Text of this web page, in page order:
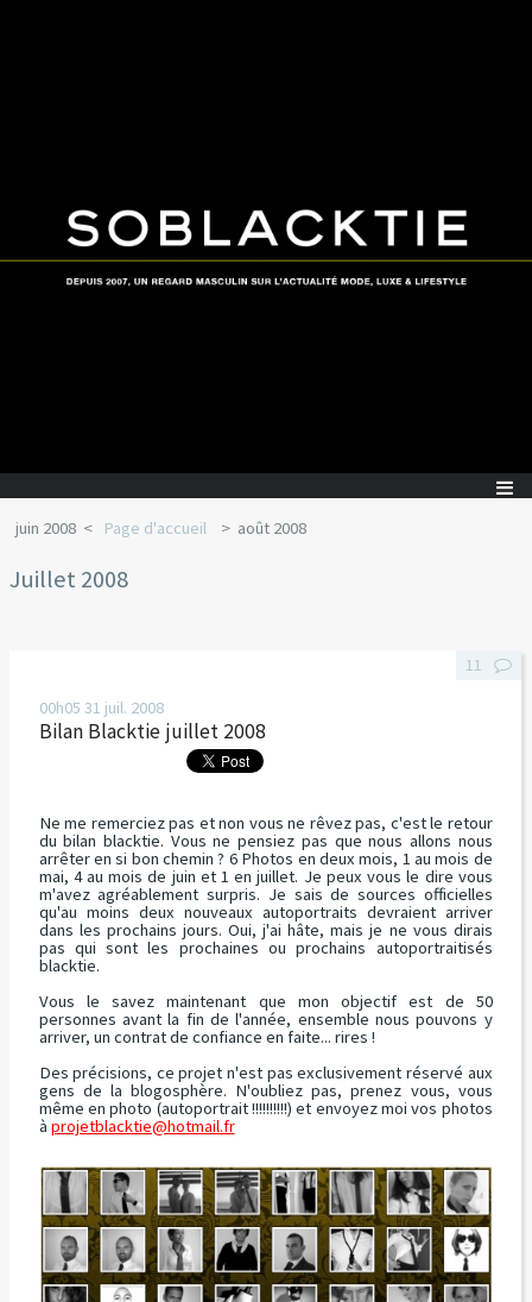
juin 2008 Page d'accueil août 2008
Juillet 2008
00h05 31 juil. 2008
Bilan Blacktie juillet 2008
Ne me remerciez pas et non vous ne rêvez pas, c'est le retour
du bilan blacktie. Vous ne pensiez pas que nous allons nous
arrêter en si bon chemin ? 6 Photos en deux mois, 1 au mois de
mai, 4 au mois de juin et 1 en juillet. Je peux vous le dire vous
m'avez agréablement surpris. Je sais de sources officielles
qu'au moins deux nouveaux autoportraits devraient arriver
dans les prochains jours. Oui, j'ai hâte, mais je ne vous dirais
pas qui sont les prochaines ou prochains autoportraitisés
blacktie.
Vous le savez maintenant que mon objectif est de 50
personnes avant la fin de l'année, ensemble nous pouvons y
arriver, un contrat de confiance en faite... rires !
Des précisions, ce projet n'est pas exclusivement réservé aux
gens de la blogosphère. N'oubliez pas, prenez vous, vous
même en photo (autoportrait !!!!!!!!!!) et envoyez moi vos photos
à projetblacktie@hotmail.fr
11